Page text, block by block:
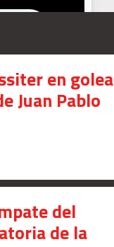
en
Juan Pablo
del
de la